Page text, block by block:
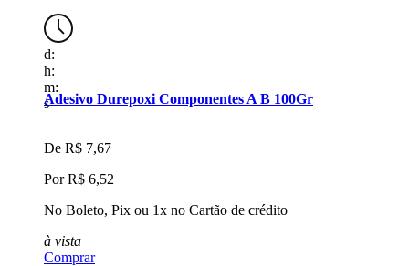
d:
h:
m:
s
Adesivo Durepoxi Componentes A B 100Gr
De R$ 7,67
PorR$ 6,52
No Boleto, Pix ou 1x no Cartão de crédito
à vista
Comprar